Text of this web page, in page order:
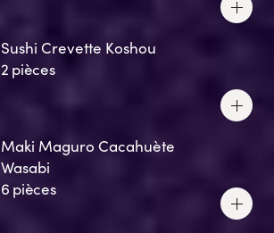
Sushi Crevette Koshou
2 pièces
Maki Maguro Cacahuète
Wasabi
6 pièces